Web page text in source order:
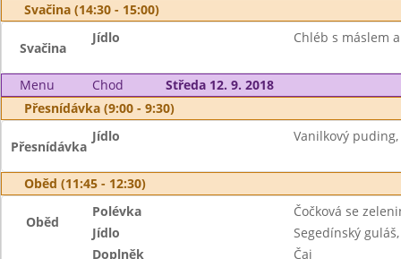
Svačina (14:30 - 15:00)
Svačina
Jídlo Chléb s máslem
Menu Chod
Středa 12. 9. 2018
Přesnídávka (9:00 - 9:30)
Přesnídávka
Jídlo Vanilkový
Oběd (11:45 - 12:30)
Oběd
Polévka
Čočková se
Jídlo
Segedínský
Doplněk
Čaj